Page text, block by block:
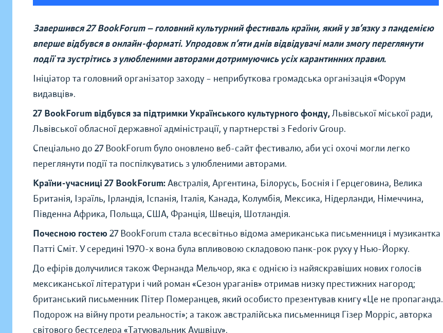
Завершився 27 BookForum — головний культурний фестиваль країни, який у зв’язку з пандемією
вперше відбувся в онлайн-форматі. Упродовж п’яти днів відвідувачі мали змогу переглянути
події та зустрітись з улюбленими авторами дотримуючись усіх карантинних правил.
Ініціатор та головний організатор заходу – неприбуткова громадська організація «Форум
видавців».
27 BookForum відбувся за підтримки Українського культурного фонду,Львівської міської ради,
Львівської обласної державної адміністрації, у партнерстві з Fedoriv Group.
Спеціально до 27 BookForum було оновлено веб-сайт фестивалю, аби усі охочі могли легко
переглянути події та поспілкуватись з улюбленими авторами.
Країни-учасниці 27 BookForum:Австралія, Аргентина, Білорусь, Боснія і Герцеговина, Велика
Британія, Ізраїль, Ірландія, Іспанія, Італія, Канада, Колумбія, Мексика, Нідерланди, Німеччина,
Південна Африка, Польща, США, Франція, Швеція, Шотландія.
Почесною гостею 27 BookForum стала всесвітньо відома американська письменниця і музикантка
Патті Сміт. У середині 1970-х вона була впливовою складовою панк-рок руху у Нью-Йорку.
До ефірів долучилися також Фернанда Мельчор, яка є однією із найяскравіших нових голосів
мексиканської літератури і чий роман «Сезон ураганів» отримав низку престижних нагород;
британський письменник Пітер Померанцев, який особисто презентував книгу «Це не пропаганда.
Подорож на війну проти реальності»; а також австралійська письменниця Гізер Морріс, авторка
світового бестселера «Татуювальник Аушвіцу».